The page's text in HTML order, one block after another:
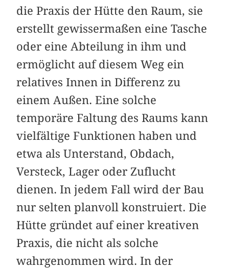
die Praxis der Hütte den Raum, sie
erstellt gewissermaßen eine Tasche
oder eine Abteilung in ihm und
ermöglicht auf diesem Weg ein
relatives Innen in Differenz zu
einem Außen. Eine solche
temporäre Faltung des Raums kann
vielfältige Funktionen haben und
etwa als Unterstand, Obdach,
Versteck, Lager oder Zuflucht
dienen. In jedem Fall wird der Bau
nur selten planvoll konstruiert. Die
Hütte gründet auf einer kreativen
Praxis, die nicht als solche
wahrgenommen wird. In der